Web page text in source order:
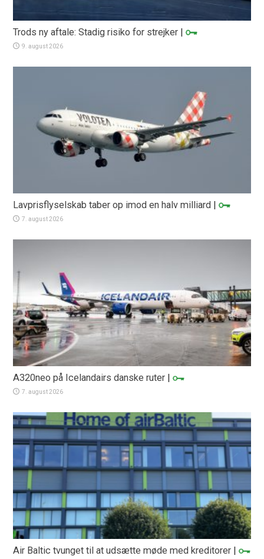
Trods ny aftale: Stadig risiko for strejker |
9. august 2026
Lavprisflyselskab taber op imod en halv milliard |
7. august 2026
A320neo på Icelandairs danske ruter |
7. august 2026
Air Baltic tvunget til at udsætte møde med kreditorer |